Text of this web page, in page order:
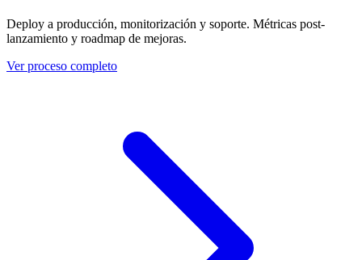
Deploy a producción, monitorización y soporte. Métricas post-
lanzamiento y roadmap de mejoras.
Ver proceso completo